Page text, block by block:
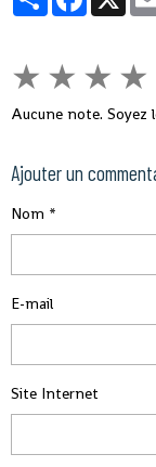
★ ★ ★ ★
Aucune note. Soyez
Ajouter un
Nom
E-mail
Site Internet